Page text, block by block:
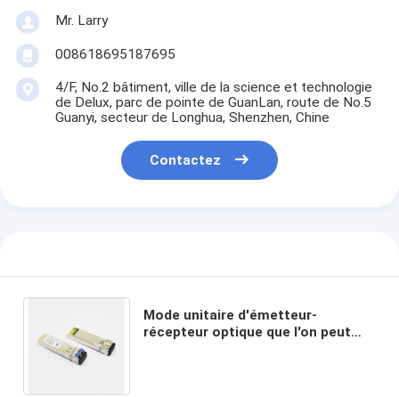
Mr. Larry
008618695187695
4/F, No.2 bâtiment, ville de la science et technologie
de Delux, parc de pointe de GuanLan, route de No.5
Guanyi, secteur de Longhua, Shenzhen, Chine
Contactez
Mode unitaire d'émetteur-
récepteur optique que l'on peut